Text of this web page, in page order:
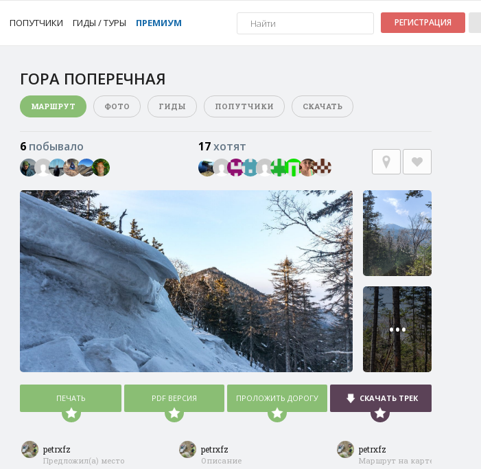
ПОПУТЧИКИ ГИДЫ / ТУРЫ ПРЕМИУМ РЕГИСТРАЦИЯ
ГОРА ПОПЕРЕЧНАЯ
МАРШРУТ ФОТО ГИДЫ ПОПУТЧИКИ СКАЧАТЬ
6 побывало 17хотят
•••
ПЕЧАТЬ PDF ВЕРСИЯ ПРОЛОЖИТЬ ДОРОГУ СКАЧАТЬ ТРЕК
petrxfz
Предложил(а) место
petrxfz
Описание
petrxfz
Маршрут на карте